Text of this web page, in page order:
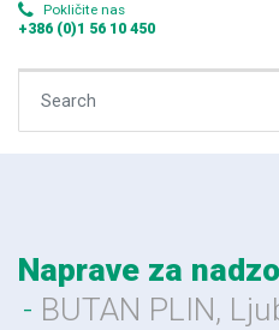
Pokličite nas
+386 (0)1 56 10 450
Naprave za
BUTAN PLIN,